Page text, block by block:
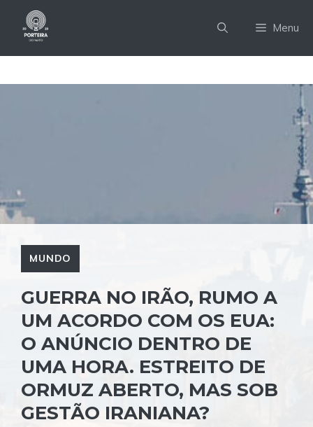
Menu
MUNDO
GUERRA NO IRÃO, RUMO A
UM ACORDO COM OS EUA:
O ANÚNCIO DENTRO DE
UMA HORA. ESTREITO DE
ORMUZ ABERTO, MAS SOB
GESTÃO IRANIANA?